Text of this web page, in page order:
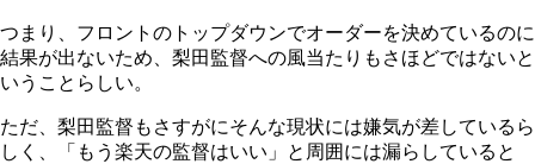
つまり、フロントのトップダウンでオーダーを決めているのに
結果が出ないため、梨田監督への風当たりもさほどではないと
いうことらしい。
ただ、梨田監督もさすがにそんな現状には嫌気が差しているら
しく、「もう楽天の監督はいい」と周囲には漏らしていると